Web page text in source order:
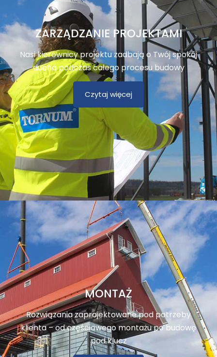
ZARZĄDZANIE PROJEKTAMI
Nasi kierownicy projektu zadbają o Twój spokój
ducha podczas całego procesu budowy
Czytaj więcej
MONTAŻ
Rozwiązania zaprojektowane pod potrzeby
klienta – od częściowego montażu po budowę
pod klucz